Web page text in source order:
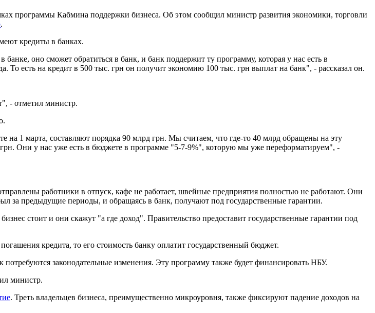
программы Кабмина поддержки бизнеса. Об этом сообщил министр развития экономики, торговли
.
кредиты в банках.
оно сможет обратиться в банк, и банк поддержит ту программу, которая у нас есть в
То есть на кредит в 500 тыс. грн он получит экономию 100 тыс. грн выплат на банк", - рассказал он.
- отметил министр.
1 марта, составляют порядка 90 млрд грн. Мы считаем, что где-то 40 млрд обращены на эту
Они у нас уже есть в бюджете в программе "5-7-9%", которую мы уже переформатируем", -
работники в отпуск, кафе не работает, швейные предприятия полностью не работают. Они
за предыдущие периоды, и обращаясь в банк, получают под государственные гарантии.
стоит и они скажут "а где доход". Правительство предоставит государственные гарантии под
кредита, то его стоимость банку оплатит государственный бюджет.
законодательные изменения. Эту программу также будет финансировать НБУ.
министр.
. Треть владельцев бизнеса, преимущественно микроуровня, также фиксируют падение доходов на